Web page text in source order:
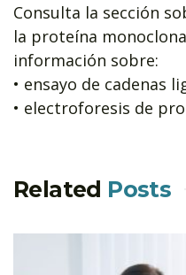
Consulta la sección
la proteína
información sobre:
• ensayo de cadenas
• electroforesis de
Related Posts